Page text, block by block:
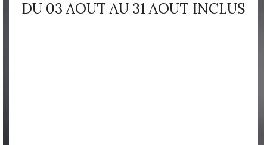
DU 03 AOUT AU 31 AOUT INCLUS